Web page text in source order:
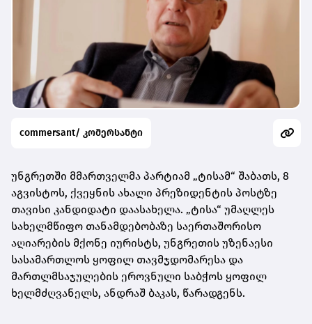
commersant/ კომერსანტი
უნგრეთში მმართველმა პარტიამ „ტისამ“ შაბათს, 8
აგვისტოს, ქვეყნის ახალი პრეზიდენტის პოსტზე
თავისი კანდიდატი დაასახელა. „ტისა“ უმაღლეს
სახელმწიფო თანამდებობაზე საერთაშორისო
აღიარების მქონე იურისტს, უნგრეთის უზენაესი
სასამართლოს ყოფილ თავმჯდომარესა და
მართლმსაჯულების ეროვნული საბჭოს ყოფილ
ხელმძღვანელს, ანდრაშ ბაკას, წარადგენს.